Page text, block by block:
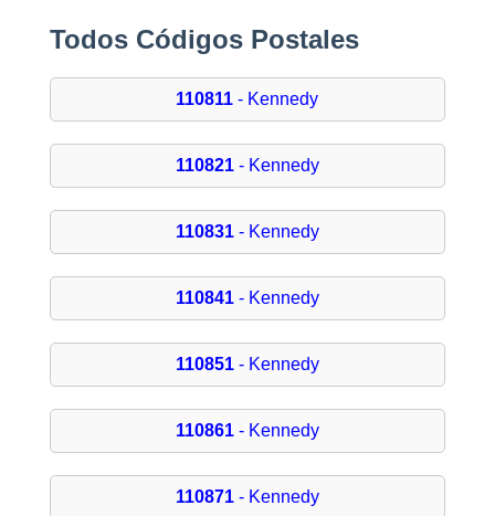
Todos Códigos Postales
110811 - Kennedy
110821- Kennedy
110831- Kennedy
110841- Kennedy
110851- Kennedy
110861- Kennedy
110871- Kennedy